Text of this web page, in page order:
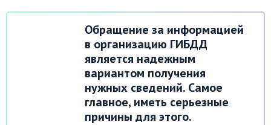
Обращение за информацией
в организацию ГИБДД
является надежным
вариантом получения
нужных сведений. Самое
главное, иметь серьезные
причины для этого.